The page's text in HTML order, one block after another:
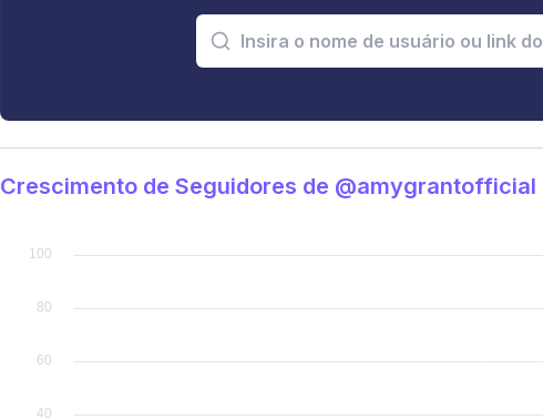
Crescimento de Seguidores de @amygrantofficial